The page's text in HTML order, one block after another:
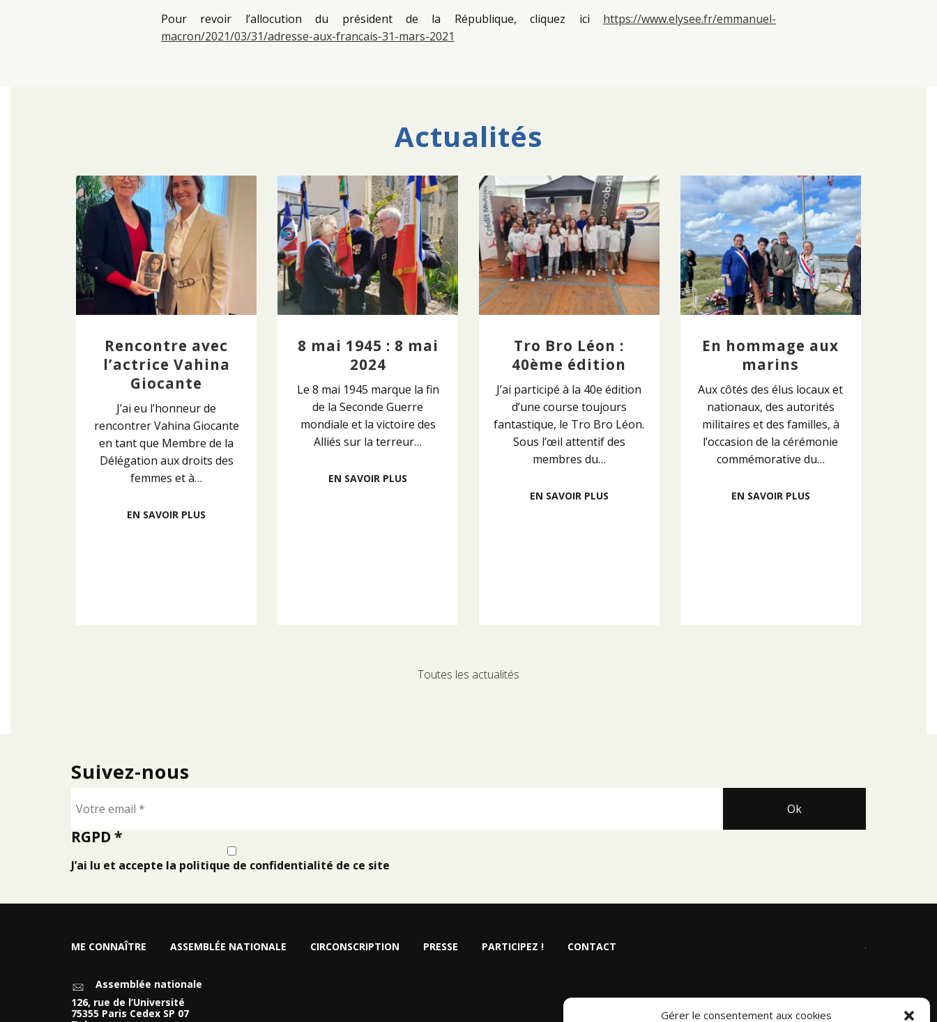
Gérer le consentement aux cookies
Pour revoir l’allocution du président de la République, cliquez ici https://www.elysee.fr/emmanuel-
macron/2021/03/31/adresse-aux-francais-31-mars-2021
Actualités
Rencontre avec
l’actrice Vahina
Giocante
J’ai eu l’honneur de
rencontrer Vahina Giocante
en tant que Membre de la
Délégation aux droits des
femmes et à…
EN SAVOIR PLUS
8 mai 1945 : 8 mai
2024
Le 8 mai 1945 marque la fin
de la Seconde Guerre
mondiale et la victoire des
Alliés sur la terreur…
EN SAVOIR PLUS
Tro Bro Léon :
40ème édition
J’ai participé à la 40e édition
d’une course toujours
fantastique, le Tro Bro Léon.
Sous l’œil attentif des
membres du…
EN SAVOIR PLUS
En hommage aux
marins
Aux côtés des élus locaux et
nationaux, des autorités
militaires et des familles, à
l’occasion de la cérémonie
commémorative du…
EN SAVOIR PLUS
Toutes les actualités
Suivez-nous
RGPD*
J’ai lu et accepte la politique de confidentialité de ce site
ME CONNAÎTRE ASSEMBLÉE NATIONALE CIRCONSCRIPTION PRESSE PARTICIPEZ ! CONTACT
Assemblée nationale
126, rue de l’Université
75355 Paris Cedex SP 07